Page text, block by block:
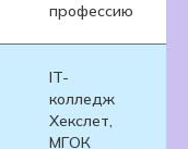
профессию
IT-
колледж
Хекслет,
МГОК